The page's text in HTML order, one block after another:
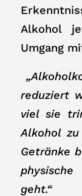
Alkohol
Umgang
reduziert
viel sie
Alkohol
Getränke
geht.“